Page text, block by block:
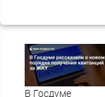
В Госдуме